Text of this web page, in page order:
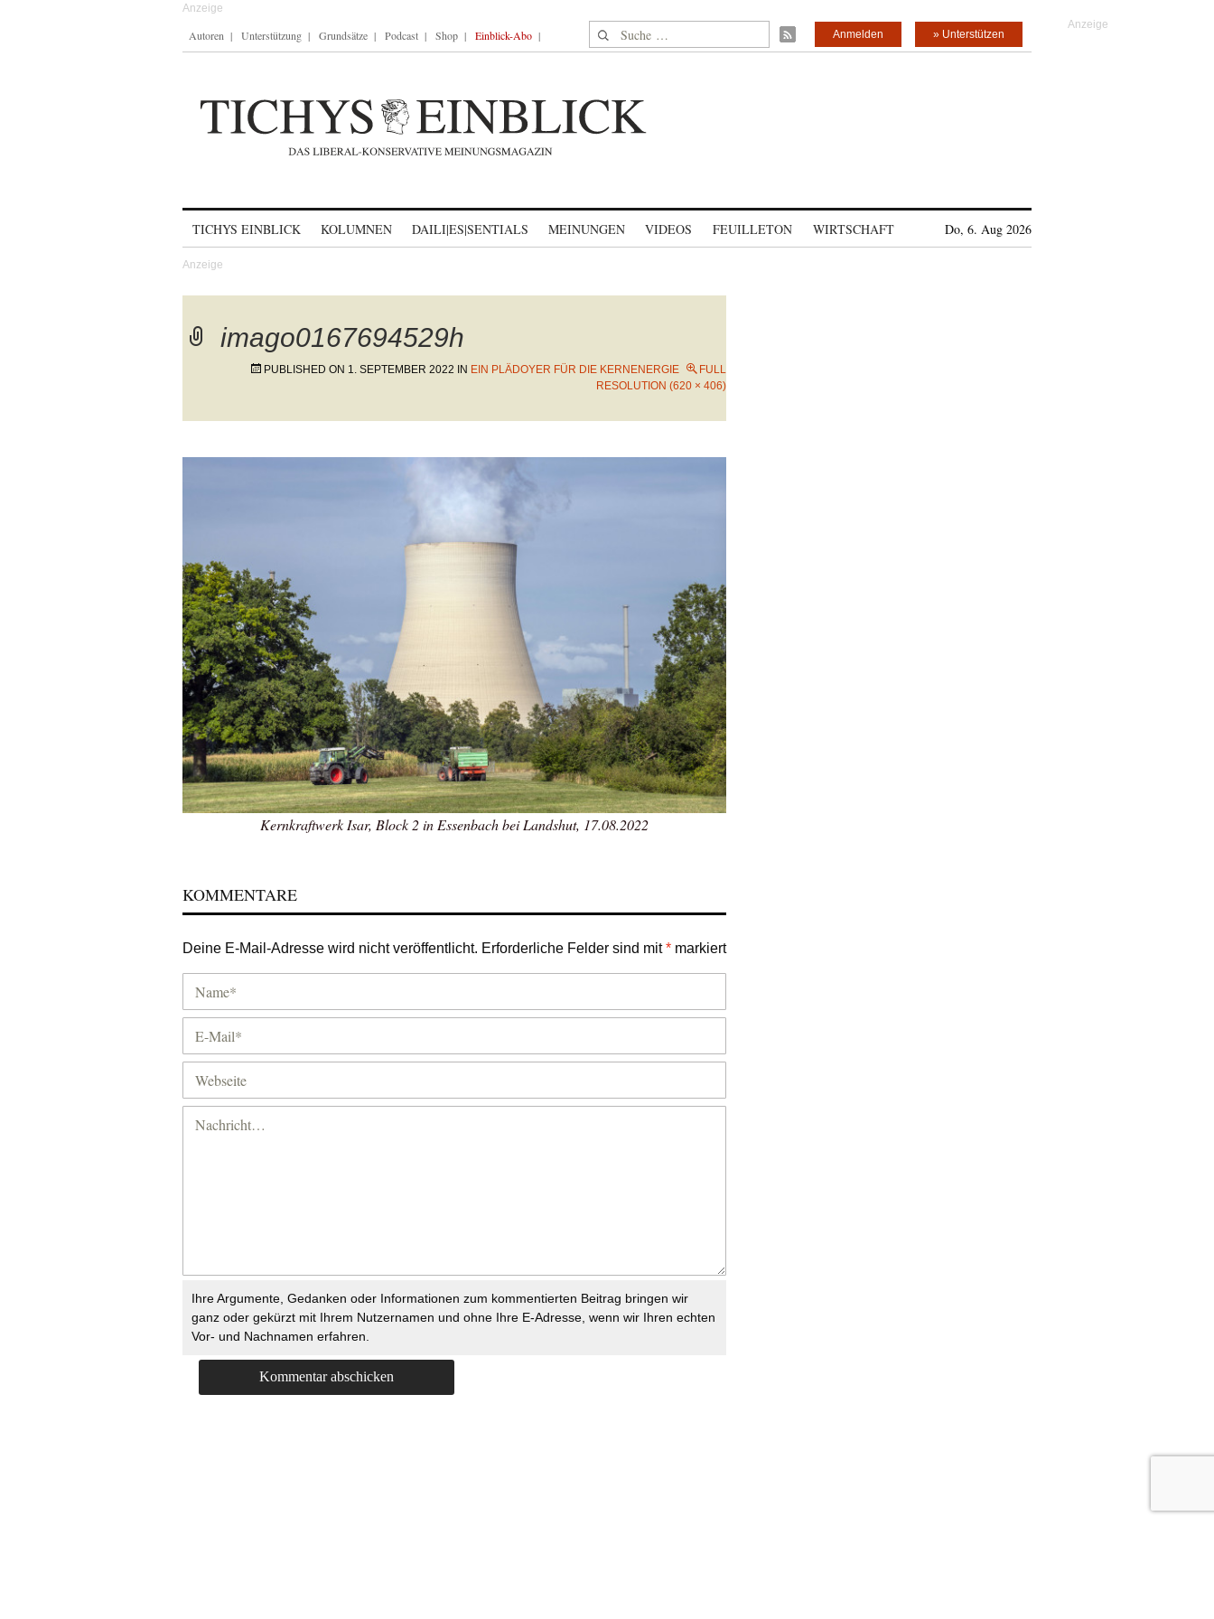
Autoren Unterstützung Grundsätze Podcast Shop Einblick-Abo Suche nach: » Unterstützen
Anmelden
TICHYS EINBLICK KOLUMNEN DAILI|ES|SENTIALS MEINUNGEN VIDEOS FEUILLETON WIRTSCHAFT Do, 6. Aug 2026
imago0167694529h
PUBLISHED ON 1. SEPTEMBER 2022 IN EIN PLÄDOYER FÜR DIE KERNENERGIE
FULL
RESOLUTION (620 × 406)
Kernkraftwerk Isar, Block 2 in Essenbach bei Landshut, 17.08.2022
KOMMENTARE
Deine E-Mail-Adresse wird nicht veröffentlicht. Erforderliche Felder sind mit* markiert
Ihre Argumente, Gedanken oder Informationen zum kommentierten Beitrag bringen wir
ganz oder gekürzt mit Ihrem Nutzernamen und ohne Ihre E-Adresse, wenn wir Ihren echten
Vor- und Nachnamen erfahren.